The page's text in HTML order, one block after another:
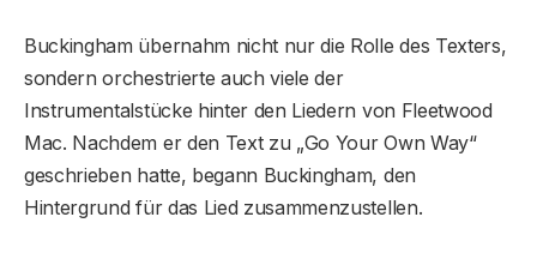
Buckingham übernahm nicht nur die Rolle des Texters,
sondern orchestrierte auch viele der
Instrumentalstücke hinter den Liedern von Fleetwood
Mac. Nachdem er den Text zu „Go Your Own Way“
geschrieben hatte, begann Buckingham, den
Hintergrund für das Lied zusammenzustellen.